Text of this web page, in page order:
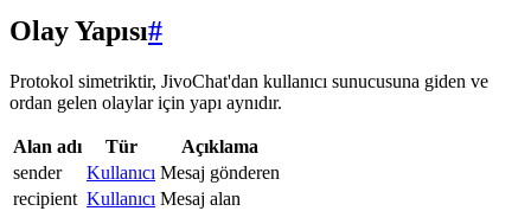
Olay Yapısı#
Protokol simetriktir, JivoChat'dan kullanıcı sunucusuna giden ve
ordan gelen olaylar için yapı aynıdır.
Alan adı Tür
Açıklama
sender
Kullanıcı Mesaj gönderen
recipient Kullanıcı Mesaj alan